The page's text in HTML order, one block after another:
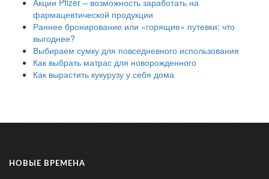
Акции Pfizer – возможность заработать на
фармацевтической продукции
Раннее бронирование или «горящие» путевки: что
выгоднее?
Выбираем сумку для повседневного использования
Как выбрать матрас для новорожденного
Как вырастить кукурузу у себя дома
НОВЫЕ ВРЕМЕНА